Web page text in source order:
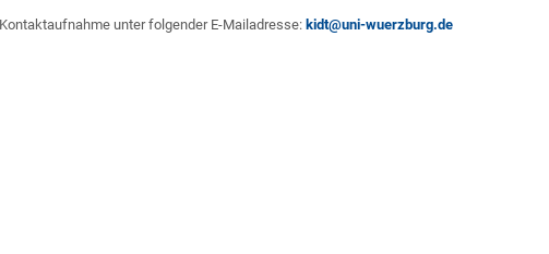
unter folgender E-Mailadresse: kidt@uni-wuerzburg.de